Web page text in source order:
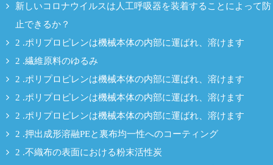
新しいコロナウイルスは人工呼吸器を装着することによって防
止できるか？
2 .ポリプロピレンは機械本体の内部に運ばれ、溶けます
2 .繊維原料のゆるみ
2 .ポリプロピレンは機械本体の内部に運ばれ、溶けます
2 .ポリプロピレンは機械本体の内部に運ばれ、溶けます
2 .ポリプロピレンは機械本体の内部に運ばれ、溶けます
2 .押出成形溶融PEと裏布均一性へのコーティング
2 .不織布の表面における粉末活性炭